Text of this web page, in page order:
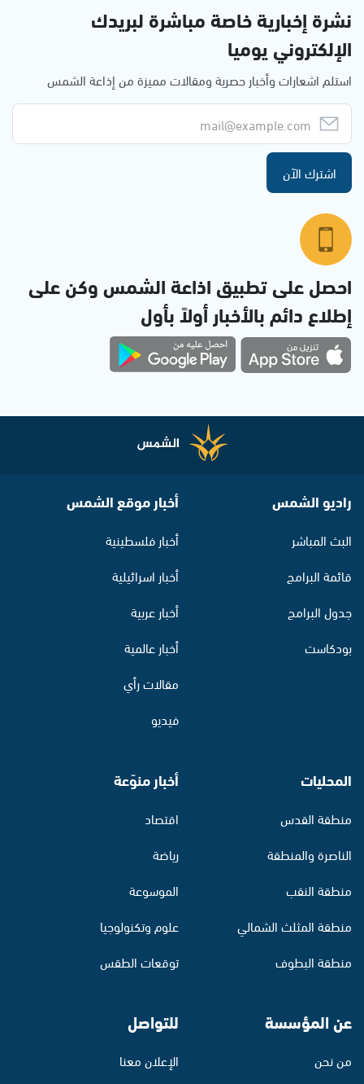
نشرة إخبارية خاصة مباشرة لبريدك
الإلكتروني يوميا
استلم اشعارات وأخبار حصرية ومقالات مميزة من إذاعة الشمس
اشترك الآن
احصل على تطبيق اذاعة الشمس وكن على
إطلاع دائم بالأخبار أولاً بأول
راديو الشمس
البث المباشر
قائمة البرامج
جدول البرامج
بودكاست
أخبار موقع الشمس
أخبار فلسطينية
أخبار اسرائيلية
أخبار عربية
أخبار عالمية
مقالات رأي
فيديو
المحليات
منطقة القدس
الناصرة والمنطقة
منطقة النقب
منطقة المثلث الشمالي
منطقة البطوف
أخبار منوّعة
اقتصاد
رياضة
الموسوعة
علوم وتكنولوجيا
توقعات الطقس
عن المؤسسة
من نحن
للتواصل
الإعلان معنا